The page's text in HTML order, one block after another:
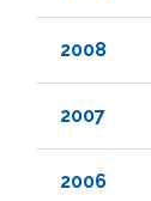
2008
2007
2006